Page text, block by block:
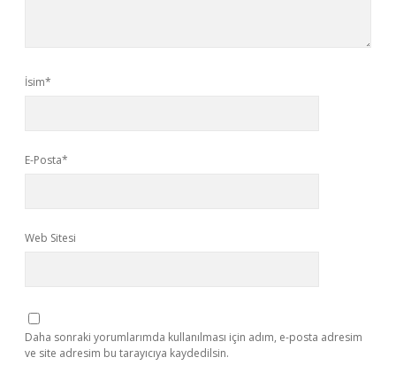
İsim*
E-Posta*
Web Sitesi
Daha sonraki yorumlarımda kullanılması için adım, e-posta adresim
ve site adresim bu tarayıcıya kaydedilsin.